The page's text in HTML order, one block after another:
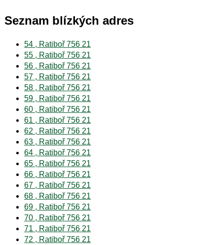
Seznam blízkých adres
54 , Ratiboř 756 21
55 , Ratiboř 756 21
56 , Ratiboř 756 21
57 , Ratiboř 756 21
58 , Ratiboř 756 21
59 , Ratiboř 756 21
60 , Ratiboř 756 21
61 , Ratiboř 756 21
62 , Ratiboř 756 21
63 , Ratiboř 756 21
64 , Ratiboř 756 21
65 , Ratiboř 756 21
66 , Ratiboř 756 21
67 , Ratiboř 756 21
68 , Ratiboř 756 21
69 , Ratiboř 756 21
70 , Ratiboř 756 21
71 , Ratiboř 756 21
72 , Ratiboř 756 21